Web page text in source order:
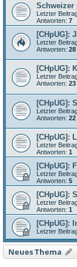
Schweizer
Letzter
Antworten: 7
[CHpUG]:
Letzter
Antworten: 28
[CHpUG]:
Letzter
Antworten: 23
[CHpUG]:
Letzter
Antworten: 22
[CHpUG]:
Letzter
Antworten: 1
[CHpUG]:
Letzter
Antworten: 5
[CHpUG]:
Letzter
Antworten: 1
[CHpUG]:
Letzter
Neues Thema